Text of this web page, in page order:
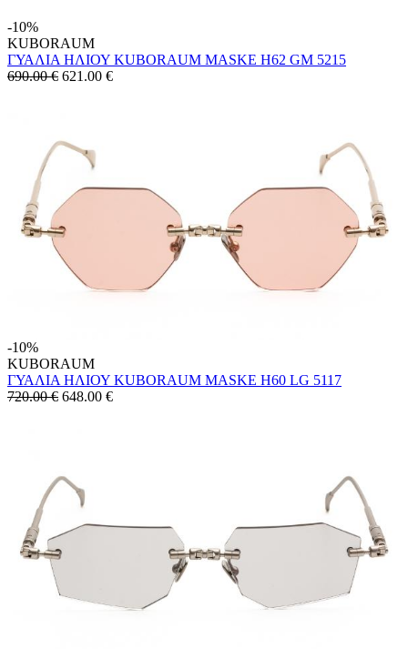
-10%
KUBORAUM
ΓΥΑΛΙΑ ΗΛΙΟΥ KUBORAUM MASKE H62 GM 5215
690.00 € 621.00 €
-10%
KUBORAUM
ΓΥΑΛΙΑ ΗΛΙΟΥ KUBORAUM MASKE H60 LG 5117
720.00 € 648.00 €